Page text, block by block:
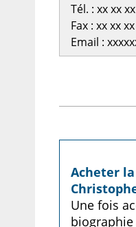
Tél. : xx xx
Fax : xx xx
Email :
Acheter
Une fois